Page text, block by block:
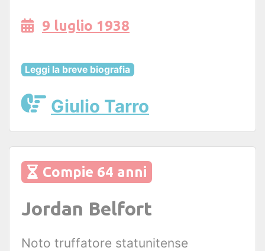
9 luglio 1938
Leggi la breve biografia
Giulio Tarro
Compie 64 anni
Jordan Belfort
Noto truffatore statunitense